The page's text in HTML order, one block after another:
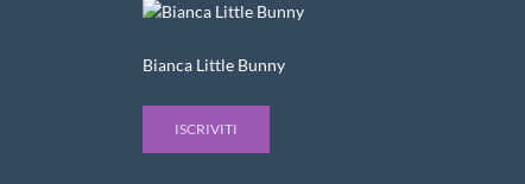
Bianca Little Bunny
ISCRIVITI